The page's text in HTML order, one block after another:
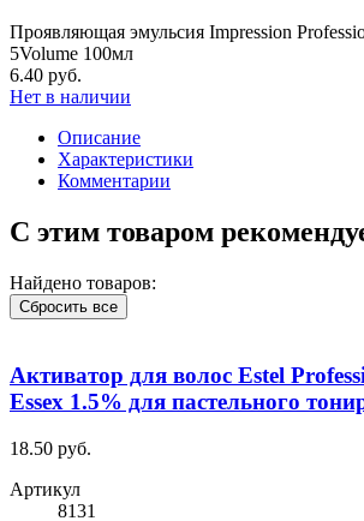
Проявляющая эмульсия Impression
5Volume 100мл
6.40 руб.
Нет в наличии
Описание
Характеристики
Комментарии
С этим товаром
Найдено товаров:
Сбросить все
Активатор для волос Estel
Essex 1.5% для пастельного
18.50 руб.
Артикул
8131